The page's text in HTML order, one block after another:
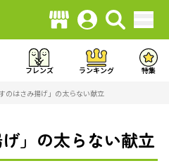
フレンズ ランキング 特集
すのはさみ揚げ」の太らない献立
げ」の太らない献立